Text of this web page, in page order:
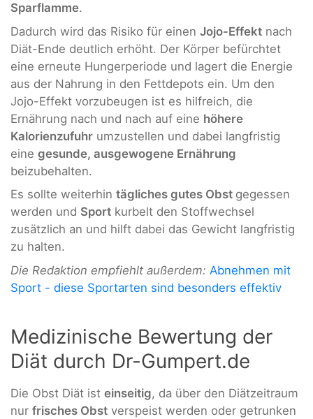
Sparflamme.
Dadurch wird das Risiko für einen Jojo-Effekt nach
Diät-Ende deutlich erhöht. Der Körper befürchtet
eine erneute Hungerperiode und lagert die Energie
aus der Nahrung in den Fettdepots ein. Um den
Jojo-Effekt vorzubeugen ist es hilfreich, die
Ernährung nach und nach auf eine höhere
Kalorienzufuhr umzustellen und dabei langfristig
eine gesunde, ausgewogene Ernährung
beizubehalten.
Es sollte weiterhin tägliches gutes Obst gegessen
werden und Sport kurbelt den Stoffwechsel
zusätzlich an und hilft dabei das Gewicht langfristig
zu halten.
Die Redaktion empfiehlt außerdem: Abnehmen mit
Sport - diese Sportarten sind besonders effektiv
Medizinische Bewertung der
Diät durch Dr-Gumpert.de
Die Obst Diät ist einseitig, da über den Diätzeitraum
nur frisches Obst verspeist werden oder getrunken